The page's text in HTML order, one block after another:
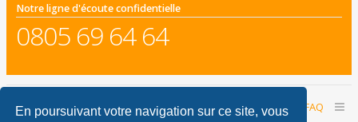
En poursuivant votre navigation sur ce site, vous
Notre ligne d'écoute confidentielle
0805 69 64 64
Accueil du forum FAQ
Nous contacter